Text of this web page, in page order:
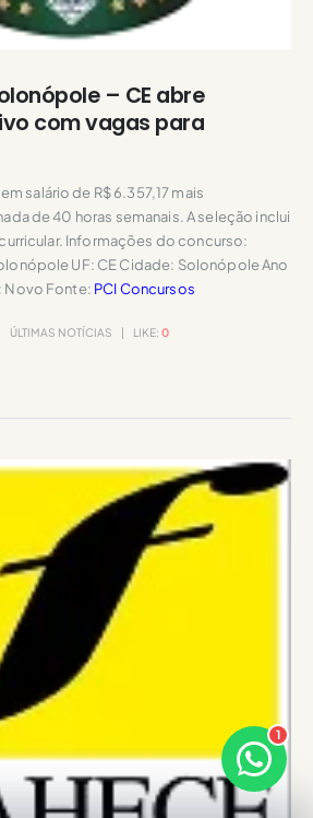
– CE abre
com vagas para
salário de R$ 6.357,17 mais
de 40 horas semanais. A seleção inclui
Informações do concurso:
UF: CE Cidade: Solonópole Ano
Novo Fonte: PCI Concursos
ÚLTIMAS NOTÍCIAS LIKE: 0
×
dia! Sou o Marina 🗂️
em breve
1